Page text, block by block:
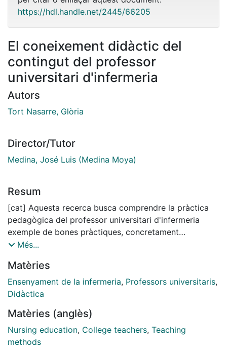
https://hdl.handle.net/2445/66205
El coneixement didàctic del
contingut del professor
universitari d'infermeria
Autors
Tort Nasarre, Glòria
Director/Tutor
Medina, José Luis (Medina Moya)
Resum
[cat] Aquesta recerca busca comprendre la pràctica
pedagògica del professor universitari d'infermeria
exemple de bones pràctiques, concretament
l'elaboració i manifestació del Coneixement Didàctic
sistèmic multidimensional, que integra els sabers
disciplinaris, pedagògics i experiencials del docent.
Aquest concepte, que va ser elaborat inicialment per
d'Stanford, es defineix com la capacitat del professor
per transformar el coneixement de la matèria en
estructures comprensibles per l'estudiant. La majoria
Més...
Matèries
Ensenyament de la infermeria, Professors universitaris,
Didàctica
Matèries (anglès)
Nursing education, College teachers, Teaching
methods